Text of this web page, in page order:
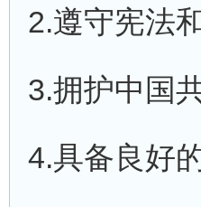
2.遵守宪法
3.拥护中国
4.具备良好